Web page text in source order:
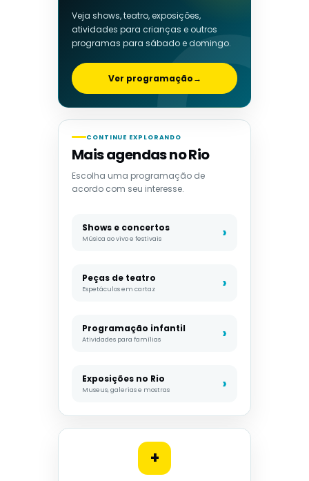
Veja shows, teatro, exposições,
atividades para crianças e outros
programas para sábado e domingo.
Ver programação→
CONTINUE EXPLORANDO
Mais agendas no Rio
Escolha uma programação de
acordo com seu interesse.
Shows e concertos
Música ao vivo e festivais
Peças de teatro
Espetáculos em cartaz
Programação infantil
Atividades para famílias
Exposições no Rio
Museus, galerias e mostras
+